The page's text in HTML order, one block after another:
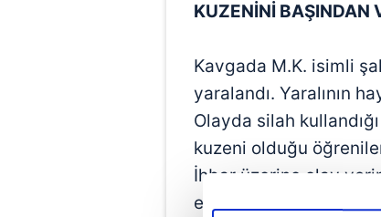
KUZENİNİ BAŞINDAN
Kavgada M.K. isimli
yaralandı. Yaralının
Olayda silah
kuzeni olduğu
İhbar üzerine olay
ekipleri tarafından ilk